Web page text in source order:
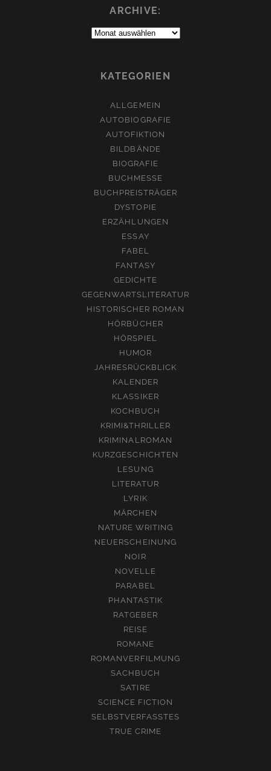
ARCHIVE:
Archive:
KATEGORIEN
ALLGEMEIN
AUTOBIOGRAFIE
AUTOFIKTION
BILDBÄNDE
BIOGRAFIE
BUCHMESSE
BUCHPREISTRÄGER
DYSTOPIE
ERZÄHLUNGEN
ESSAY
FABEL
FANTASY
GEDICHTE
GEGENWARTSLITERATUR
HISTORISCHER ROMAN
HÖRBÜCHER
HÖRSPIEL
HUMOR
JAHRESRÜCKBLICK
KALENDER
KLASSIKER
KOCHBUCH
KRIMI&THRILLER
KRIMINALROMAN
KURZGESCHICHTEN
LESUNG
LITERATUR
LYRIK
MÄRCHEN
NATURE WRITING
NEUERSCHEINUNG
NOIR
NOVELLE
PARABEL
PHANTASTIK
RATGEBER
REISE
ROMANE
ROMANVERFILMUNG
SACHBUCH
SATIRE
SCIENCE FICTION
SELBSTVERFASSTES
TRUE CRIME